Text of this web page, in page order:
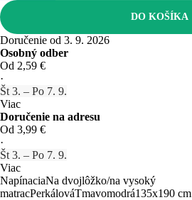
DO KOŠÍKA
Doručenie od 3. 9. 2026
Osobný odber
Od 2,59 €
·
Št 3. – Po 7. 9.
Viac
Doručenie na adresu
Od 3,99 €
·
Št 3. – Po 7. 9.
Viac
NapínaciaNa dvojlôžko/na vysoký
matracPerkálováTmavomodrá135x190 cm